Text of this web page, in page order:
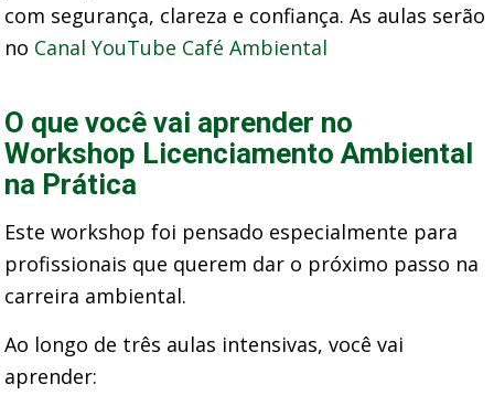
com segurança, clareza e confiança. As aulas serão
no Canal YouTube Café Ambiental
O que você vai aprender no
Workshop Licenciamento Ambiental
na Prática
Este workshop foi pensado especialmente para
profissionais que querem dar o próximo passo na
carreira ambiental.
Ao longo de três aulas intensivas, você vai
aprender: